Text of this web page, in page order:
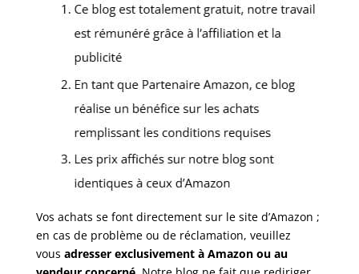
Vos achats se font directement sur le site d’Amazon ;
en cas de problème ou de réclamation, veuillez
vous adresser exclusivement à Amazon ou au